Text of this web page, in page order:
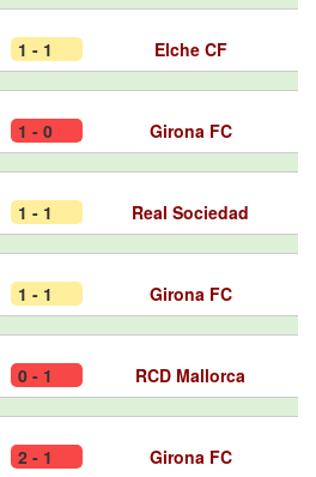
1 - 1 Elche CF
1 - 0 Girona FC
1 - 1 Real Sociedad
1 - 1 Girona FC
0 - 1 RCD Mallorca
2 - 1 Girona FC